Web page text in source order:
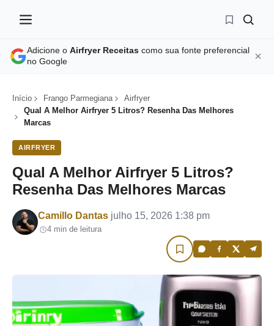
Adicione o Airfryer Receitas como sua fonte preferencial
no Google
Início Frango Parmegiana
Airfryer
Qual A Melhor Airfryer 5 Litros? Resenha Das Melhores
Marcas
AIRFRYER
Qual A Melhor Airfryer 5 Litros?
Resenha Das Melhores Marcas
Por
Camillo Dantas julho 15, 2026 1:38 pm
4 min de leitura